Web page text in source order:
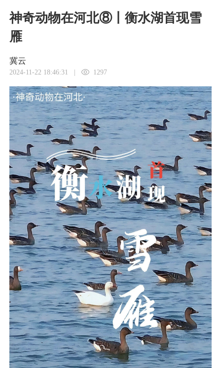
神奇动物在河北⑧丨衡水湖首现雪
雁
冀云
2024-11-22 18:46:31 | 1297